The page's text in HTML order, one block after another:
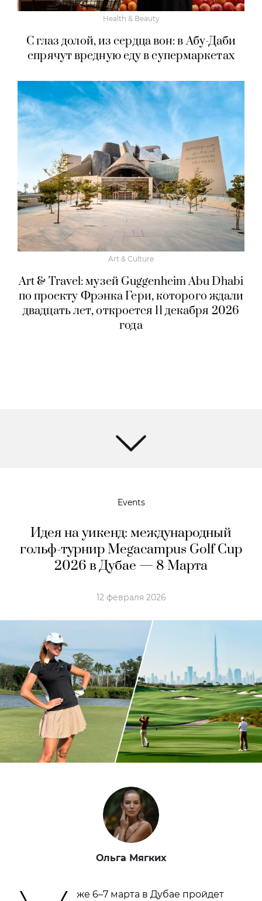
Health & Beauty
С глаз долой, из сердца вон: в Абу-Даби
спрячут вредную еду в супермаркетах
Art & Culture
Art & Travel: музей Guggenheim Abu Dhabi
по проекту Фрэнка Гери, которого ждали
двадцать лет, откроется 11 декабря 2026
года
Events
Идея на уикенд: международный
гольф-турнир Megacampus Golf Cup
2026 в Дубае — 8 Марта
12 февраля 2026
Ольга Мягких
же 6–7 марта в Дубае пройдет